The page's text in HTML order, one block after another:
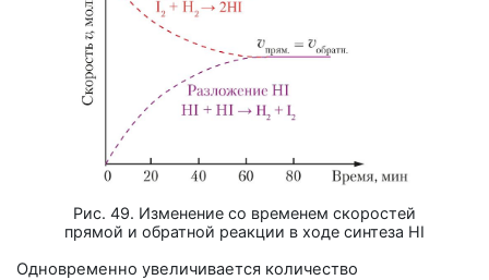
Рис. 49. Изменение со временем скоростей
прямой и обратной реакции в ходе синтеза HI
Одновременно увеличивается количество